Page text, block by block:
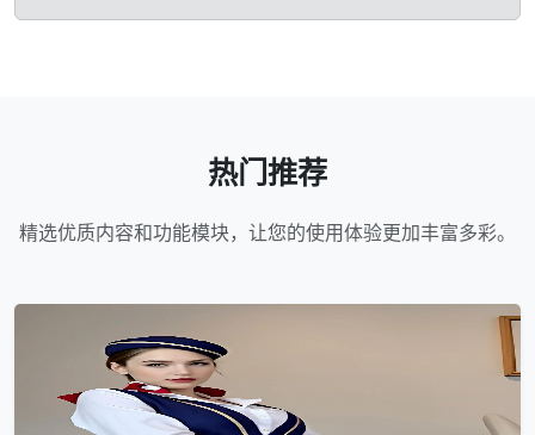
热门推荐
精选优质内容和功能模块，让您的使用体验更加丰富多彩。